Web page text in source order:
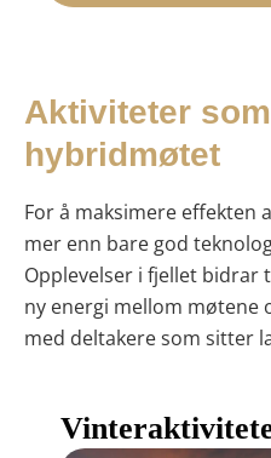
Aktiviteter
hybridmøtet
For å maksimere effekten
mer enn bare god
Opplevelser i fjellet bidrar
ny energi mellom møtene
med deltakere som sitter